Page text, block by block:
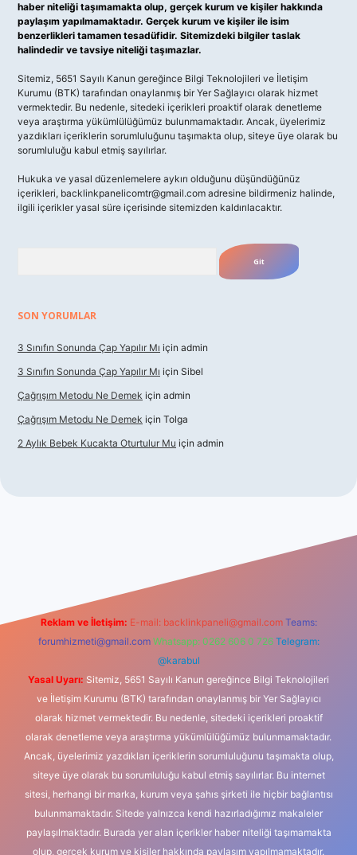
haber niteliği taşımamakta olup, gerçek kurum ve kişiler hakkında
paylaşım yapılmamaktadır. Gerçek kurum ve kişiler ile isim
benzerlikleri tamamen tesadüfidir. Sitemizdeki bilgiler taslak
halindedir ve tavsiye niteliği taşımazlar.
Sitemiz, 5651 Sayılı Kanun gereğince Bilgi Teknolojileri ve İletişim
Kurumu (BTK) tarafından onaylanmış bir Yer Sağlayıcı olarak hizmet
vermektedir. Bu nedenle, sitedeki içerikleri proaktif olarak denetleme
veya araştırma yükümlülüğümüz bulunmamaktadır. Ancak, üyelerimiz
yazdıkları içeriklerin sorumluluğunu taşımakta olup, siteye üye olarak bu
sorumluluğu kabul etmiş sayılırlar.
Hukuka ve yasal düzenlemelere aykırı olduğunu düşündüğünüz
içerikleri, backlinkpanelicomtr@gmail.com adresine bildirmeniz halinde,
ilgili içerikler yasal süre içerisinde sitemizden kaldırılacaktır.
SON YORUMLAR
3 Sınıfın Sonunda Çap Yapılır Mı için admin
3 Sınıfın Sonunda Çap Yapılır Mı için Sibel
Çağrışım Metodu Ne Demek için admin
Çağrışım Metodu Ne Demek için Tolga
2 Aylık Bebek Kucakta Oturtulur Mu için admin
Reklam ve İletişim: E-mail: backlinkpaneli@gmail.com Teams:
forumhizmeti@gmail.com Whatsapp: 0262 606 0 726 Telegram:
@karabul
Yasal Uyarı: Sitemiz, 5651 Sayılı Kanun gereğince Bilgi Teknolojileri
ve İletişim Kurumu (BTK) tarafından onaylanmış bir Yer Sağlayıcı
olarak hizmet vermektedir. Bu nedenle, sitedeki içerikleri proaktif
olarak denetleme veya araştırma yükümlülüğümüz bulunmamaktadır.
Ancak, üyelerimiz yazdıkları içeriklerin sorumluluğunu taşımakta olup,
siteye üye olarak bu sorumluluğu kabul etmiş sayılırlar. Bu internet
sitesi, herhangi bir marka, kurum veya şahıs şirketi ile hiçbir bağlantısı
bulunmamaktadır. Sitede yalnızca kendi hazırladığımız makaleler
paylaşılmaktadır. Burada yer alan içerikler haber niteliği taşımamakta
olup, gerçek kurum ve kişiler hakkında paylaşım yapılmamaktadır.